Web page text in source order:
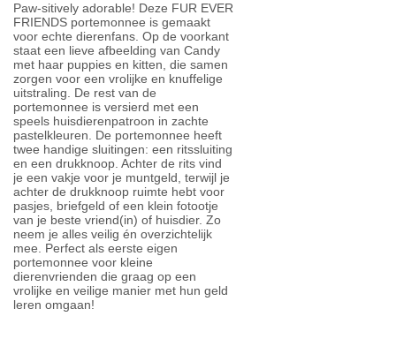
Paw-sitively adorable! Deze FUR EVER
FRIENDS portemonnee is gemaakt
voor echte dierenfans. Op de voorkant
staat een lieve afbeelding van Candy
met haar puppies en kitten, die samen
zorgen voor een vrolijke en knuffelige
uitstraling. De rest van de
portemonnee is versierd met een
speels huisdierenpatroon in zachte
pastelkleuren. De portemonnee heeft
twee handige sluitingen: een ritssluiting
en een drukknoop. Achter de rits vind
je een vakje voor je muntgeld, terwijl je
achter de drukknoop ruimte hebt voor
pasjes, briefgeld of een klein fotootje
van je beste vriend(in) of huisdier. Zo
neem je alles veilig én overzichtelijk
mee. Perfect als eerste eigen
portemonnee voor kleine
dierenvrienden die graag op een
vrolijke en veilige manier met hun geld
leren omgaan!